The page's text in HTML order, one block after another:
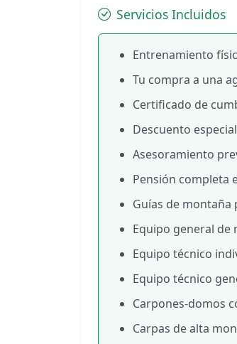
Servicios Incluidos
Entrenamiento
Tu compra a una
Certificado de
Descuento
Asesoramiento
Pensión completa
Guías de
Equipo general de
Equipo técnico
Equipo técnico
Carpones-domos
Carpas de alta